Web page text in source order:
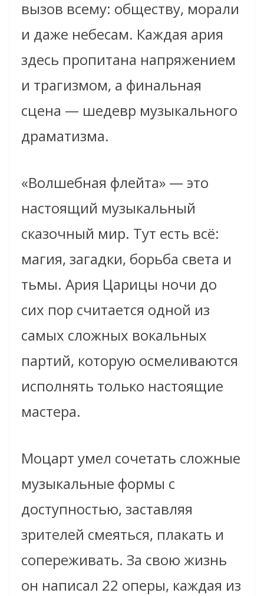
вызов всему: обществу, морали
и даже небесам. Каждая ария
здесь пропитана напряжением
и трагизмом, а финальная
сцена — шедевр музыкального
драматизма.
«Волшебная флейта» — это
настоящий музыкальный
сказочный мир. Тут есть всё:
магия, загадки, борьба света и
тьмы. Ария Царицы ночи до
сих пор считается одной из
самых сложных вокальных
партий, которую осмеливаются
исполнять только настоящие
мастера.
Моцарт умел сочетать сложные
музыкальные формы с
доступностью, заставляя
зрителей смеяться, плакать и
сопереживать. За свою жизнь
он написал 22 оперы, каждая из